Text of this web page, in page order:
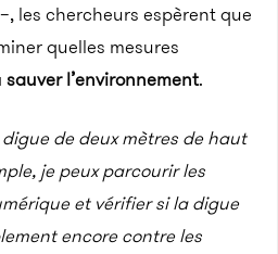
les chercheurs espèrent que
quelles mesures
sauver l’environnement.
de deux mètres de haut
je peux parcourir les
et vérifier si la digue
encore contre les